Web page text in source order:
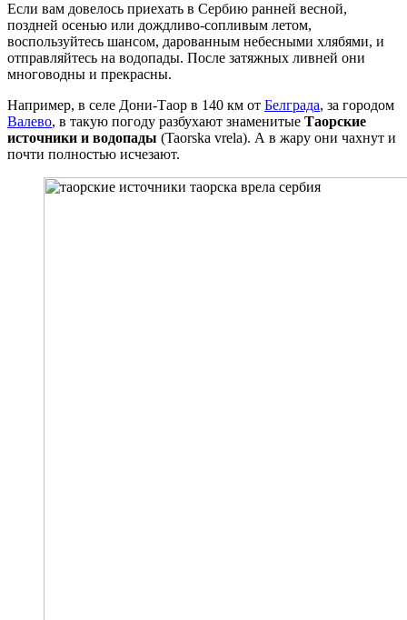
Если вам довелось приехать в Сербию ранней весной,
поздней осенью или дождливо-сопливым летом,
воспользуйтесь шансом, дарованным небесными хлябями, и
отправляйтесь на водопады. После затяжных ливней они
многоводны и прекрасны.
Например, в селе Дони-Таор в 140 км от Белграда, за городом
Валево, в такую погоду разбухают знаменитые Таорские
источники и водопады (Taorska vrela). А в жару они чахнут и
почти полностью исчезают.